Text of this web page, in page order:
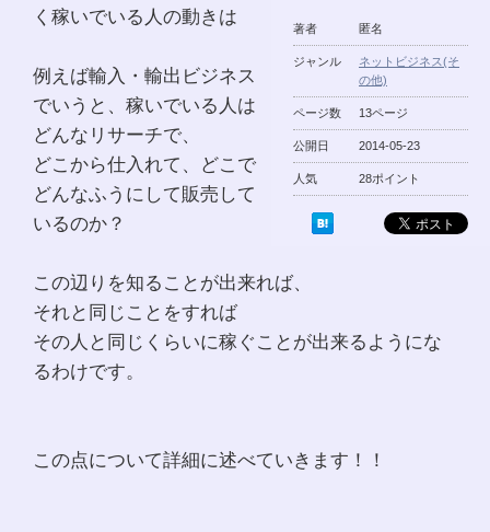
著者 匿名
ジャンル
ネットビジネス(そ
の他)
ページ数 13ページ
公開日 2014-05-23
人気 28ポイント
く稼いでいる人の動きは
例えば輸入・輸出ビジネス
でいうと、稼いでいる人は
どんなリサーチで、
どこから仕入れて、どこで
どんなふうにして販売して
いるのか？
この辺りを知ることが出来れば、
それと同じことをすれば
その人と同じくらいに稼ぐことが出来るようにな
るわけです。
この点について詳細に述べていきます！！